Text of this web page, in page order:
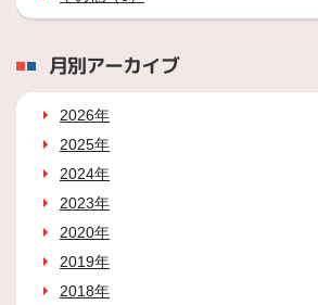
月別アーカイブ
2026年
2025年
2024年
2023年
2020年
2019年
2018年